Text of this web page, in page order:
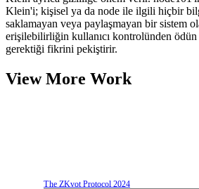
Klein'i; kişisel ya da node ile ilgili hiçbir
saklamayan veya paylaşmayan bir sistem
erişilebilirliğin kullanıcı kontrolünden ödün
gerektiği fikrini pekiştirir.
View More Work
The ZKvot Protocol 2024